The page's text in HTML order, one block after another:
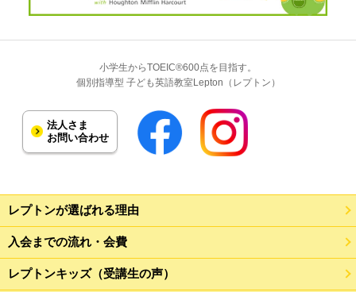
小学生からTOEIC®600点を目指す。
個別指導型 子ども英語教室Lepton（レプトン）
法人さま
お問い合わせ
レプトンが選ばれる理由
入会までの流れ・会費
レプトンキッズ（受講生の声）